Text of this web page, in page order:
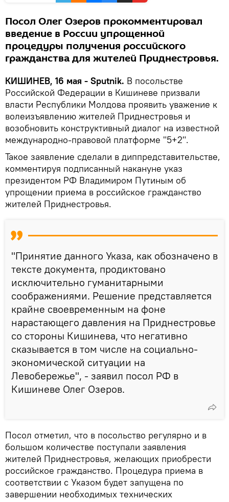
Посол Олег Озеров прокомментировал
введение в России упрощенной
процедуры получения российского
гражданства для жителей Приднестровья.
КИШИНЕВ, 16 мая - Sputnik. В посольстве
Российской Федерации в Кишиневе призвали
власти Республики Молдова проявить уважение к
волеизъявлению жителей Приднестровья и
возобновить конструктивный диалог на известной
международно-правовой платформе "5+2".
Такое заявление сделали в диппредставительстве,
комментируя подписанный накануне указ
президентом РФ Владимиром Путиным об
упрощении приема в российское гражданство
жителей Приднестровья.
"Принятие данного Указа, как обозначено в
тексте документа, продиктовано
исключительно гуманитарными
соображениями. Решение представляется
крайне своевременным на фоне
нарастающего давления на Приднестровье
со стороны Кишинева, что негативно
сказывается в том числе на социально-
экономической ситуации на
Левобережье", - заявил посол РФ в
Кишиневе Олег Озеров.
Посол отметил, что в посольство регулярно и в
большом количестве поступали заявления
жителей Приднестровья, желающих приобрести
российское гражданство. Процедура приема в
соответствии с Указом будет запущена по
завершении необходимых технических